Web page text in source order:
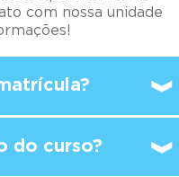
com nossa unidade
do curso?